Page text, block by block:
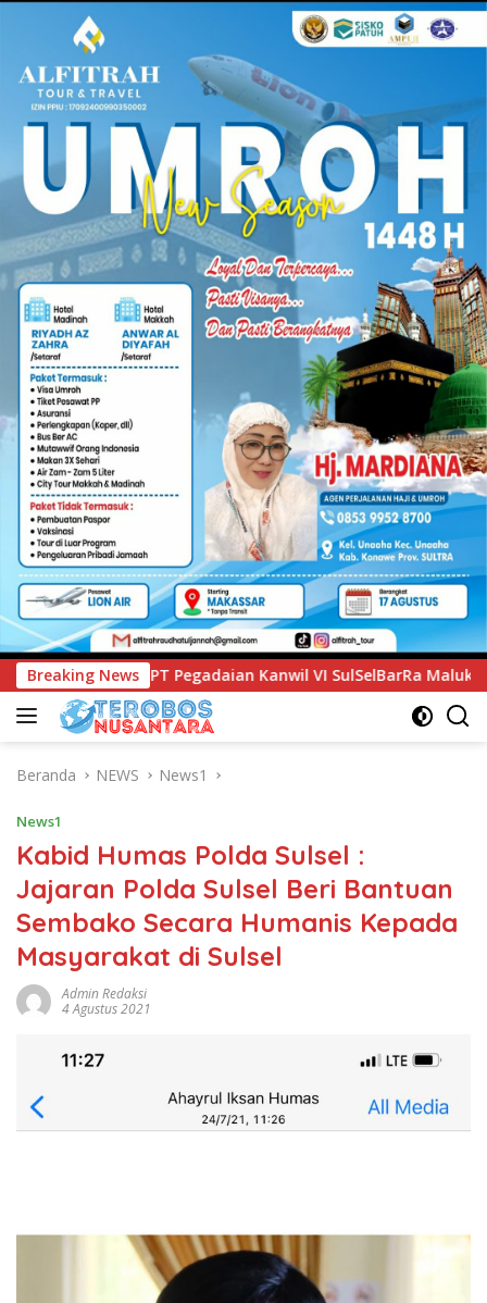
Breaking News
VI SulSelBarRa Maluku Luncurkan Program PANDE
Beranda NEWS News1
News1
Kabid Humas Polda Sulsel :
Jajaran Polda Sulsel Beri Bantuan
Sembako Secara Humanis Kepada
Masyarakat di Sulsel
Admin Redaksi
4 Agustus 2021